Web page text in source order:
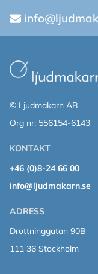
© Ljudmakarn AB
Org nr: 556154-6143
KONTAKT
+46 (0)8-24 66 00
info@ljudmakarn.se
ADRESS
Drottninggatan 90B
111 36 Stockholm